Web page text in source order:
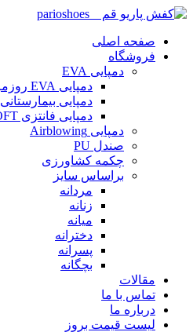
صفحه اصلی
فروشگاه
دمپایی EVA
دمپایی EVA روزمره
دمپایی بیمارستانی
دمپایی فانتزی EVA SOFT
دمپایی Airblowing
صندل PU
چکمه کشاورزی
براساس سایز
مردانه
زنانه
میانه
دخترانه
پسرانه
بچگانه
مقالات
تماس با ما
درباره ما
لیست قیمت بروز